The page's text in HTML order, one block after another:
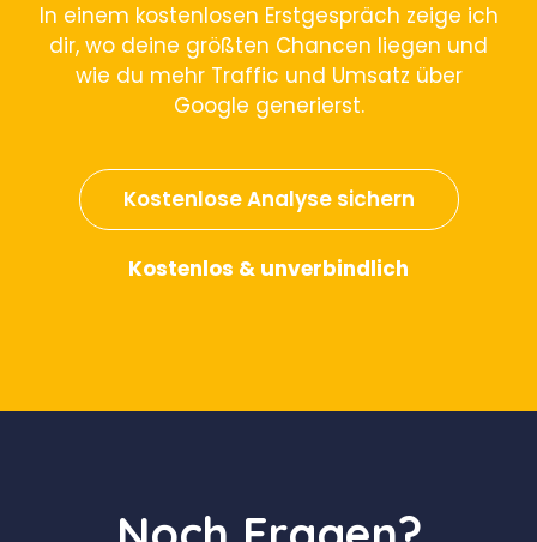
In einem kostenlosen Erstgespräch zeige ich
dir, wo deine größten Chancen liegen und
wie du mehr Traffic und Umsatz über
Google generierst.
Kostenlose Analyse sichern
Kostenlos & unverbindlich